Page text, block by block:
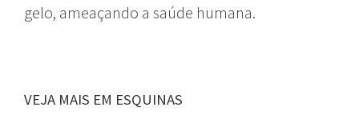
gelo, ameaçando a saúde humana.
VEJA MAIS EM ESQUINAS